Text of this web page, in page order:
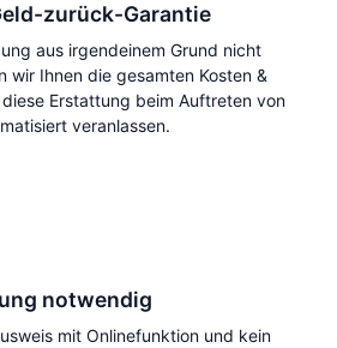
zurück-Garantie
aus irgendeinem Grund nicht
wir Ihnen die gesamten Kosten &
Erstattung beim Auftreten von
veranlassen.
notwendig
mit Onlinefunktion und kein